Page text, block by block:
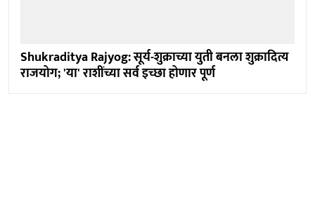
Shukraditya Rajyog: सूर्य-शुक्राच्या युती बनला शुक्रादित्य
राजयोग; 'या' राशींच्या सर्व इच्छा होणार पूर्ण